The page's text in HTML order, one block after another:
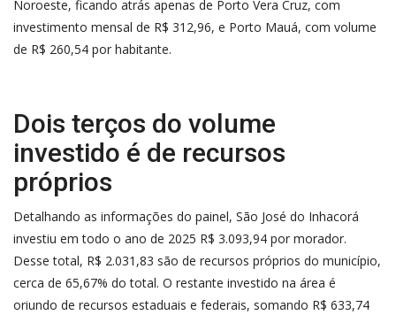
Noroeste, ficando atrás apenas de Porto Vera Cruz, com
investimento mensal de R$ 312,96, e Porto Mauá, com volume
de R$ 260,54 por habitante.
Dois terços do volume
investido é de recursos
próprios
Detalhando as informações do painel, São José do Inhacorá
investiu em todo o ano de 2025 R$ 3.093,94 por morador.
Desse total, R$ 2.031,83 são de recursos próprios do município,
cerca de 65,67% do total. O restante investido na área é
oriundo de recursos estaduais e federais, somando R$ 633,74